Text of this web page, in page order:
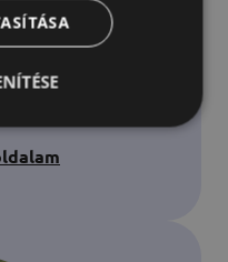
extra, hanem a